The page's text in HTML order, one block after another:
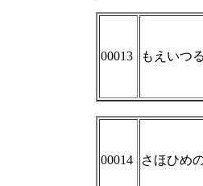
00013 もえいつ
00014 さほひめ